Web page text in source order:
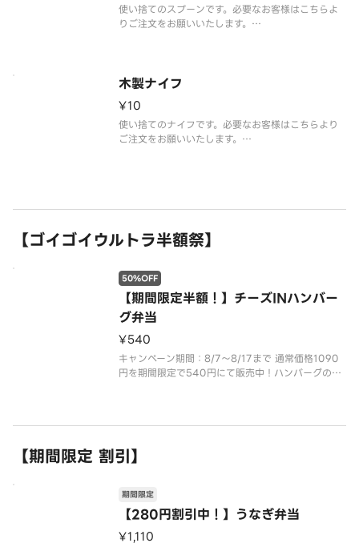
使い捨てのスプーンです。必要なお客様はこちらよ
りご注文をお願いいたします。
木製ナイフ
¥10
使い捨てのナイフです。必要なお客様はこちらより
ご注文をお願いいたします。
【ゴイゴイウルトラ半額祭】
【期間限定半額！】チーズINハンバー
グ弁当
50%OFF
¥540
キャンペーン期間：8/7～8/17まで 通常価格1090
円を期間限定で540円にて販売中！ハンバーグの中
【期間限定 割引】
【280円割引中！】うなぎ弁当
期間限定
¥1,110